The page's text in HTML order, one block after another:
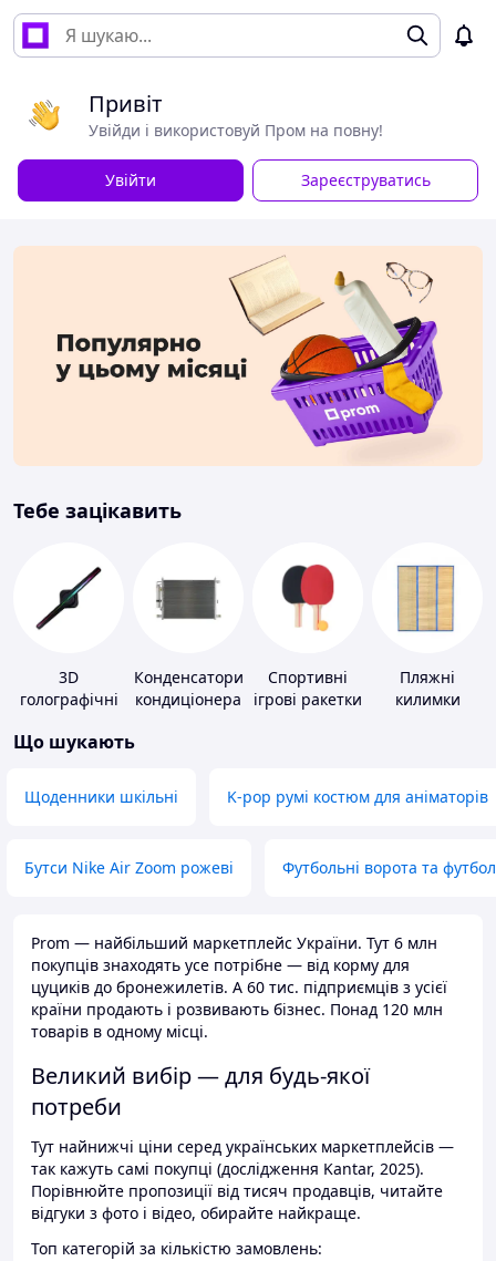
Привіт
Увійди і використовуй Пром на повну!
Увійти Зареєструватись
Тебе зацікавить
3D
голографічні
Конденсатори
кондиціонера
Спортивні
ігрові ракетки
Пляжні
килимки
Що шукають
Щоденники шкільні K-pop румі костюм для аніматорів
Бутси Nike Air Zoom рожеві Футбольні ворота та
Prom — найбільший маркетплейс України. Тут 6 млн
покупців знаходять усе потрібне — від корму для
цуциків до бронежилетів. А 60 тис. підприємців з усієї
країни продають і розвивають бізнес. Понад 120 млн
товарів в одному місці.
Великий вибір — для будь-якої
потреби
Тут найнижчі ціни серед українських маркетплейсів —
так кажуть самі покупці (дослідження Kantar, 2025).
Порівнюйте пропозиції від тисяч продавців, читайте
відгуки з фото і відео, обирайте найкраще.
Топ категорій за кількістю замовлень: